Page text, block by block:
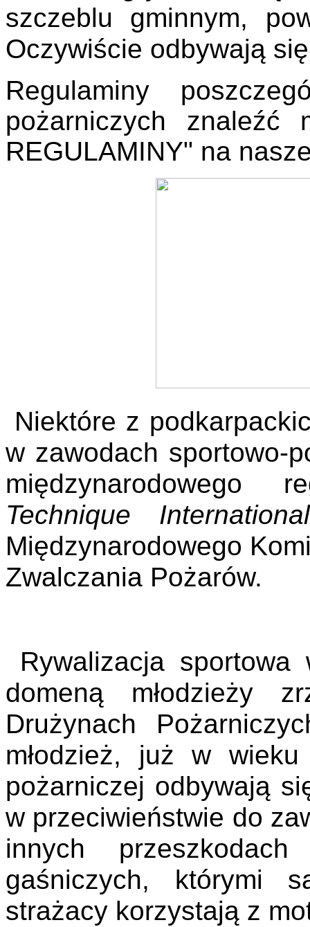
szczeblu gminnym,
Oczywiście odbywają
Regulaminy
pożarniczych
REGULAMINY" na
Niektóre z
w zawodach sportowo-
międzynarodowego
Technique
Międzynarodowego
Zwalczania Pożarów.
Rywalizacja
domeną młodzieży
Drużynach
młodzież, jużw
pożarniczej odbywają
w przeciwieństwie do
innych
gaśniczych, którymi
strażacy korzystają z